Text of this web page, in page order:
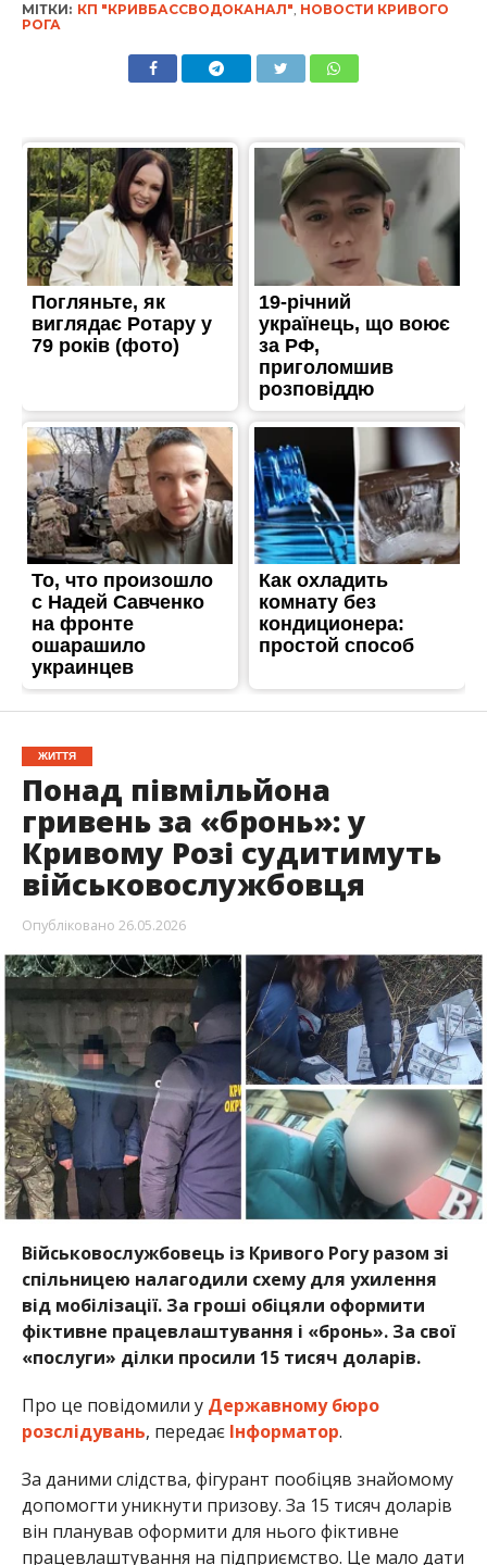
МІТКИ: КП "КРИВБАССВОДОКАНАЛ", НОВОСТИ КРИВОГО
РОГА
ЖИТТЯ
Понад півмільйона
гривень за «бронь»: у
Кривому Розі судитимуть
військовослужбовця
Опубліковано 26.05.2026
Військовослужбовець із Кривого Рогу разом зі
спільницею налагодили схему для ухилення
від мобілізації. За гроші обіцяли оформити
фіктивне працевлаштування і «бронь». За свої
«послуги» ділки просили 15 тисяч доларів.
Про це повідомили у Державному бюро
розслідувань, передає Інформатор.
За даними слідства, фігурант пообіцяв знайомому
допомогти уникнути призову. За 15 тисяч доларів
він планував оформити для нього фіктивне
працевлаштування на підприємство. Це мало дати